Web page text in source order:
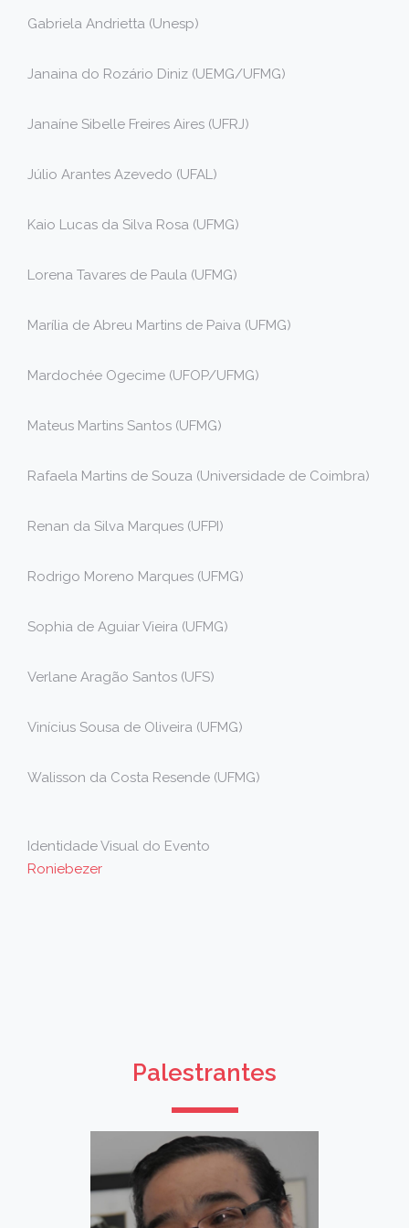
Gabriela Andrietta (Unesp)
Janaina do Rozário Diniz (UEMG/UFMG)
Janaíne Sibelle Freires Aires (UFRJ)
Júlio Arantes Azevedo (UFAL)
Kaio Lucas da Silva Rosa (UFMG)
Lorena Tavares de Paula (UFMG)
Marília de Abreu Martins de Paiva (UFMG)
Mardochée Ogecime (UFOP/UFMG)
Mateus Martins Santos (UFMG)
Rafaela Martins de Souza (Universidade de Coimbra)
Renan da Silva Marques (UFPI)
Rodrigo Moreno Marques (UFMG)
Sophia de Aguiar Vieira (UFMG)
Verlane Aragão Santos (UFS)
Vinícius Sousa de Oliveira (UFMG)
Walisson da Costa Resende (UFMG)
Identidade Visual do Evento
Roniebezer
Palestrantes